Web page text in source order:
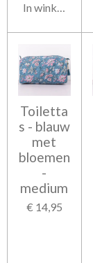
In winkelwagen
Toiletta
s - blauw
met
bloemen
-
medium
€ 14,95